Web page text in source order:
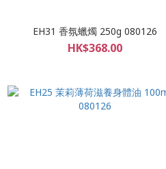
EH31 香氛蠟燭 250g 080126
HK$368.00